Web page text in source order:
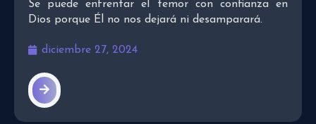
Se puede enfrentar el temor con confianza en
Dios porque Él no nos dejará ni desamparará.
diciembre 27, 2024